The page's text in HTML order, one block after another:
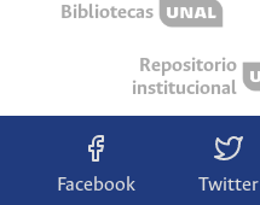
Bibliotecas
Repositorio
institucional
Facebook Twitter